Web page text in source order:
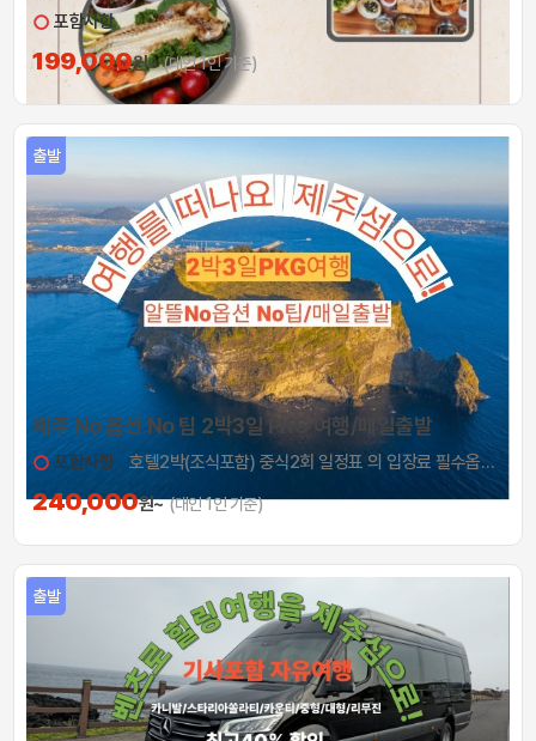
포함사항
199,000원~ (대인 1인 기준)
출발
제주 No 옵션 No 팁 2박3일 PKG 여행/매일출발
포함사항 호텔2박(조식포함) 중식2회 일정표 의 입장료 필수옵션2곳 포함 기사/가이드 봉사료
240,000원~ (대인 1인 기준)
출발